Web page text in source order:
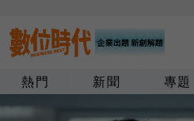
熱門 新聞 專題